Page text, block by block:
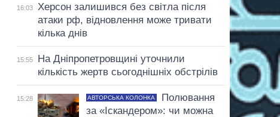
16:03
Херсон залишився без світла після
атаки рф, відновлення може тривати
кілька днів
15:55
На Дніпропетровщині уточнили
кількість жертв сьогоднішніх обстрілів
15:28 АВТОРСЬКА КОЛОНКА
Полювання
за «Іскандером»: чи можна